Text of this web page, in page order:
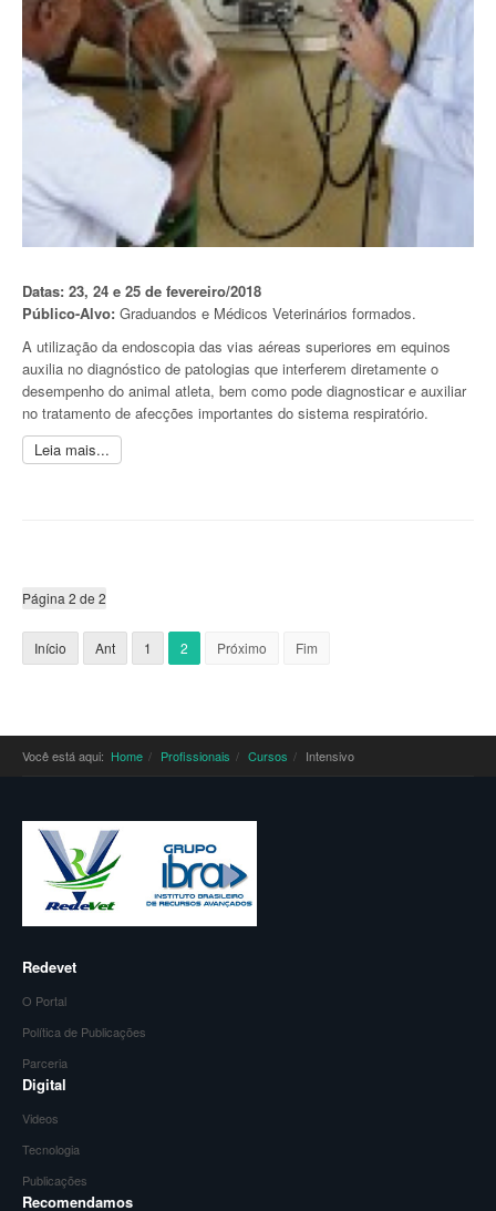
Datas: 23, 24 e 25 de fevereiro/2018
Público-Alvo: Graduandos e Médicos Veterinários formados.
A utilização da endoscopia das vias aéreas superiores em equinos
auxilia no diagnóstico de patologias que interferem diretamente o
desempenho do animal atleta, bem como pode diagnosticar e auxiliar
no tratamento de afecções importantes do sistema respiratório.
Leia mais...
Página 2 de 2
Início Ant 1 2 Próximo Fim
Você está aqui: Home Profissionais Cursos Intensivo
Redevet
O Portal
Política de Publicações
Parceria
Digital
Videos
Tecnologia
Publicações
Recomendamos